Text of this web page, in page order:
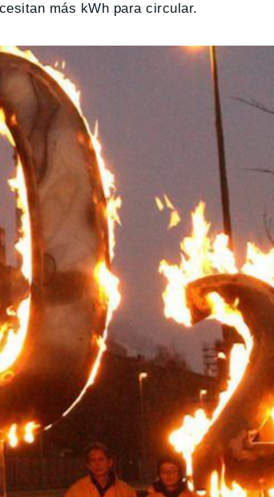
más kWh para circular.